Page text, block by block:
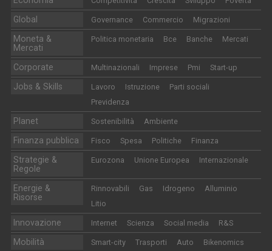
Global Governance Commercio Migrazioni
Moneta &
Mercati
Politica monetaria Bce Banche Mercati
Corporate Multinazionali Imprese Pmi Start-up
Jobs & Skills Lavoro Istruzione
Parti sociali
Previdenza
Planet Sostenibilità Ambiente
Finanza pubblica Fisco Spesa Politiche Finanza
Strategie &
Regole
Eurozona Unione Europea Internazionale
Energie &
Risorse
Rinnovabili Gas Idrogeno
Alluminio
Litio
Innovazione Internet Scienza Social media R&S
Mobilità Smart-city Trasporti Auto Bikenomics